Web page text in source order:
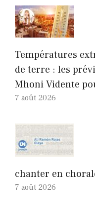
Températures
de terre : les
Mhoni Vidente
7 août 2026
chanter en
7 août 2026